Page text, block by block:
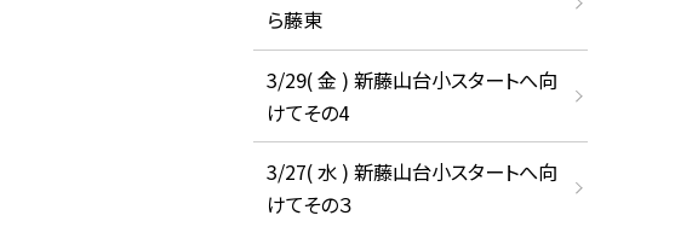
ら藤東
3/29( 金 ) 新藤山台小スタートへ向
けてその4
3/27( 水 ) 新藤山台小スタートへ向
けてその３